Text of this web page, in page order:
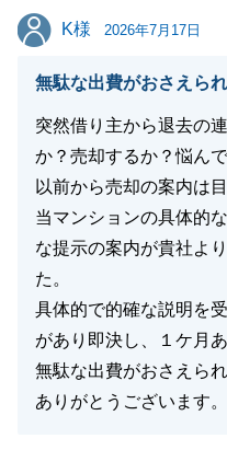
K様
K様 2026年7月17日
無駄な出費がおさえら
突然借り主から退去の
か？売却するか？悩ん
以前から売却の案内は
当マンションの具体的
な提示の案内が貴社よ
た。
具体的で的確な説明を
があり即決し、１ケ月
無駄な出費がおさえら
ありがとうございます。